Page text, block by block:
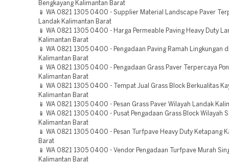
Bengkayang Kalimantan Barat
📱 WA 0821 1305 0400 - Supplier Material Landscape Paver
Landak Kalimantan Barat
📱 WA 0821 1305 0400 - Harga Permeable Paving Heavy Duty
Kalimantan Barat
📱 WA 0821 1305 0400 - Pengadaan Paving Ramah Lingkungan
Kalimantan Barat
📱 WA 0821 1305 0400 - Pengadaan Grass Paver Terpercaya
Kalimantan Barat
📱 WA 0821 1305 0400 - Tempat Jual Grass Block Berkualitas
Kalimantan Barat
📱 WA 0821 1305 0400 - Pesan Grass Paver Wilayah Landak
📱 WA 0821 1305 0400 - Pusat Pengadaan Grass Block Wilayah
Kalimantan Barat
📱 WA 0821 1305 0400 - Pesan Turfpave Heavy Duty Ketapang
Barat
📱 WA 0821 1305 0400 - Vendor Pengadaan Turfpave Murah
Kalimantan Barat